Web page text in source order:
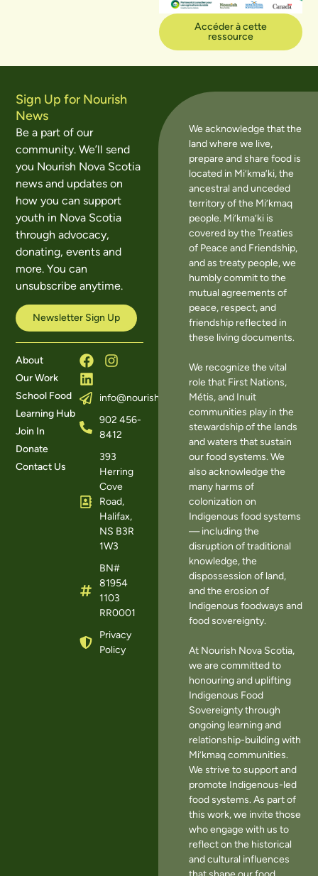
Accéder à cette
ressource
Sign Up for Nourish
News
Be a part of our
community. We’ll send
you Nourish Nova Scotia
news and updates on
how you can support
youth in Nova Scotia
through advocacy,
donating, events and
more. You can
unsubscribe anytime.
Newsletter Sign Up
About
Our Work
School Food
Learning Hub
Join In
Donate
Contact Us
info@nourishns.ca
902 456-
8412
393
Herring
Cove
Road,
Halifax,
NS B3R
1W3
BN#
81954
1103
RR0001
Privacy
Policy
We acknowledge that the
land where we live,
prepare and share food is
located in Mi’kma’ki, the
ancestral and unceded
territory of the Mi’kmaq
people. Mi’kma’ki is
covered by the Treaties
of Peace and Friendship,
and as treaty people, we
humbly commit to the
mutual agreements of
peace, respect, and
friendship reflected in
these living documents.
We recognize the vital
role that First Nations,
Métis, and Inuit
communities play in the
stewardship of the lands
and waters that sustain
our food systems. We
also acknowledge the
many harms of
colonization on
Indigenous food systems
— including the
disruption of traditional
knowledge, the
dispossession of land,
and the erosion of
Indigenous foodways and
food sovereignty.
At Nourish Nova Scotia,
we are committed to
honouring and uplifting
Indigenous Food
Sovereignty through
ongoing learning and
relationship-building with
Mi’kmaq communities.
We strive to support and
promote Indigenous-led
food systems. As part of
this work, we invite those
who engage with us to
reflect on the historical
and cultural influences